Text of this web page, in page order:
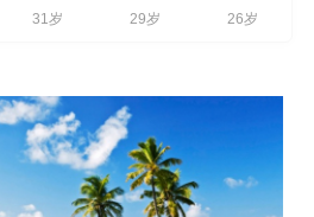
31岁 29岁 26岁